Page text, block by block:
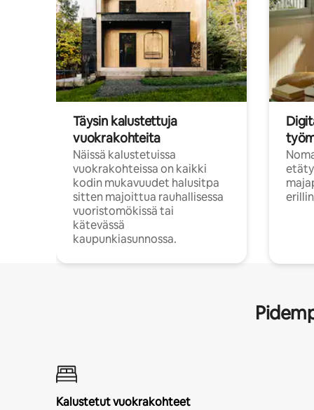
Täysin kalustettuja
vuokrakohteita
Näissä kalustetuissa
vuokrakohteissa on kaikki
kodin mukavuudet halusitpa
sitten majoittua rauhallisessa
vuoristomökissä tai
kätevässä
kaupunkiasunnossa.
Kalustetut vuokrakohteet